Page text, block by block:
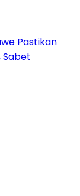
Pastikan
Sabet